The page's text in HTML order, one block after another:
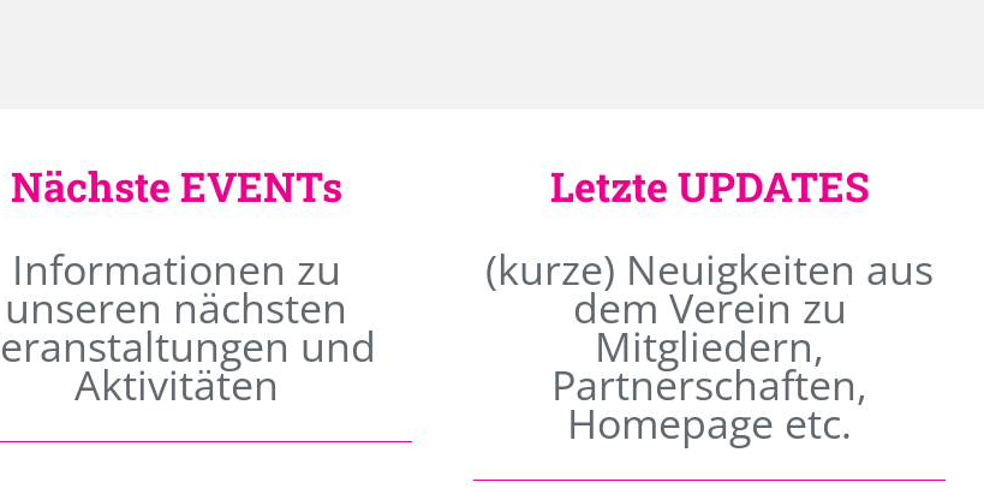
Nächste EVENTs
Informationen zu
unseren nächsten
und
Aktivitäten
Letzte UPDATES
(kurze) Neuigkeiten aus
dem Verein zu
Mitgliedern,
Partnerschaften,
Homepage etc.